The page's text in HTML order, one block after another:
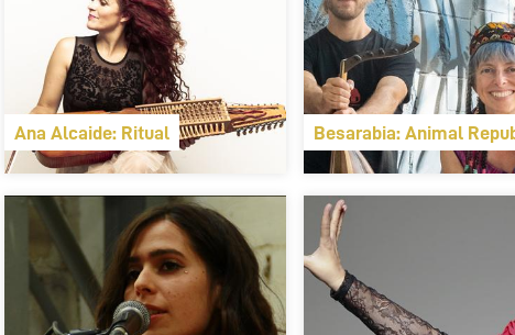
Ana Alcaide: Ritual Besarabia: Animal